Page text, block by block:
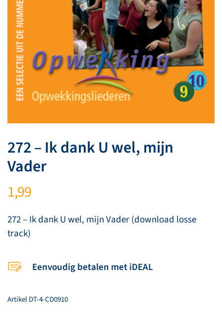
272 – Ik dank U wel, mijn
Vader
1,99
272 – Ik dank U wel, mijn Vader (download losse
track)
Eenvoudig betalen met iDEAL
ArtikelDT-4-CD0910